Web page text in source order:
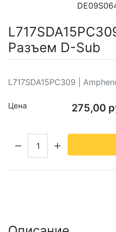
Разъем D-Sub
L717SDA15PC309 |
Цена 275,00